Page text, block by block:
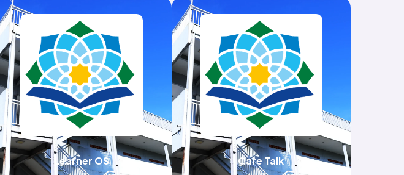
Learner OS Care Talk